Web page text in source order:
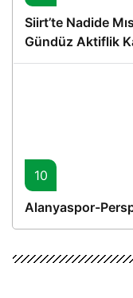
Siirt’te Nadide
Gündüz Aktiflik
10
Alanyaspor-